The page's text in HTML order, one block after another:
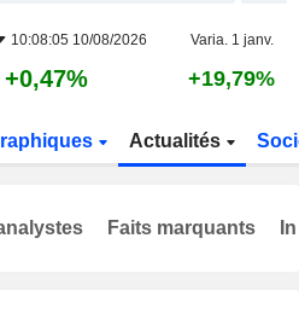
10:08:05 10/08/2026 Varia. 1 janv.
+0,47% +19,79%
Actualités
Faits marquants